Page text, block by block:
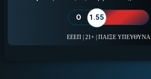
O 1.55
ΕΕΕΠ | 21+ | ΠΑΙΞΕ ΥΠΕΥΘΥΝΑ